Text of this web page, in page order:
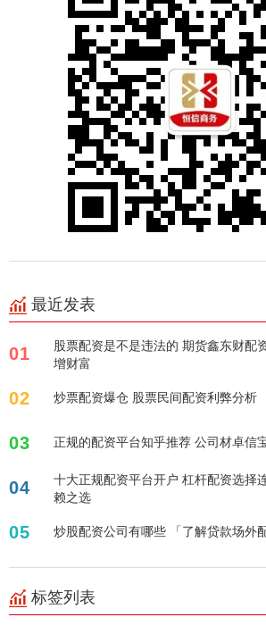
最近发表
01
股票配资是不是违法的 期货鑫东财配
增财富
02 炒票配资爆仓 股票民间配资利弊分析
03 正规的配资平台知乎推荐 公司材卓信
04
十大正规配资平台开户 杠杆配资选择
赖之选
05 炒股配资公司有哪些 「了解贷款场外
标签列表